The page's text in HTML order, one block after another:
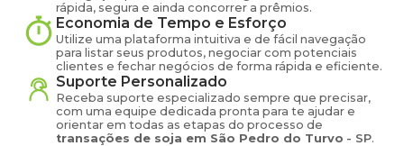
rápida, segura e ainda concorrer a prêmios.
Economia de Tempo e Esforço
Utilize uma plataforma intuitiva e de fácil navegação
para listar seus produtos, negociar com potenciais
clientes e fechar negócios de forma rápida e eficiente.
Suporte Personalizado
Receba suporte especializado sempre que precisar,
com uma equipe dedicada pronta para te ajudar e
orientar em todas as etapas do processo de
transações de soja em São Pedro do Turvo - SP.